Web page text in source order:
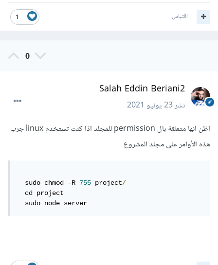
1 اقتباس
0
Salah Eddin Beriani2
نشر23 يونيو 2021
اظن انها متعلقة بال permission للمجلد اذا كنت تستخدم linux جرب
هذه الأوامر على مجلد المشروع
  sudo chmod
-R 755 project/
  cd project
  sudo node server